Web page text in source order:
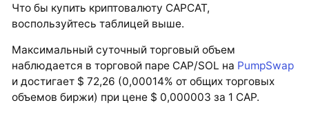
Что бы купить криптовалюту CAPCAT,
воспользуйтесь таблицей выше.
Максимальный суточный торговый объем
наблюдается в торговой паре CAP/SOL на PumpSwap
и достигает $ 72,26 (0,00014% от общих торговых
объемов биржи) при цене $ 0,000003 за 1 CAP.